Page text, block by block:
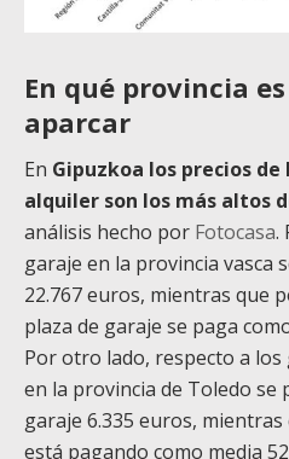
En qué provincia
aparcar
En Gipuzkoa los precios
alquiler son los más altos
análisis hecho por Fotocasa.
garaje en la provincia vasca
22.767 euros, mientras que
plaza de garaje se paga
Por otro lado, respecto a los
en la provincia de Toledo se
garaje 6.335 euros,
está pagando como media